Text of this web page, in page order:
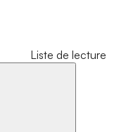
Liste de lecture